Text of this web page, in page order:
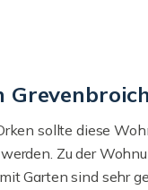
Grevenbroich
sollte diese
Zu der
Garten sind sehr